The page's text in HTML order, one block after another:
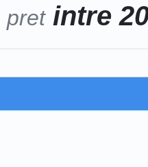
pretintre